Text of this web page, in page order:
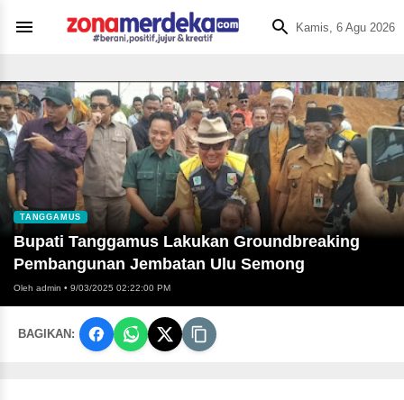
Kamis, 6 Agu 2026
TANGGAMUS
Bupati Tanggamus Lakukan Groundbreaking
Pembangunan Jembatan Ulu Semong
Oleh admin • 9/03/2025 02:22:00 PM
BAGIKAN: